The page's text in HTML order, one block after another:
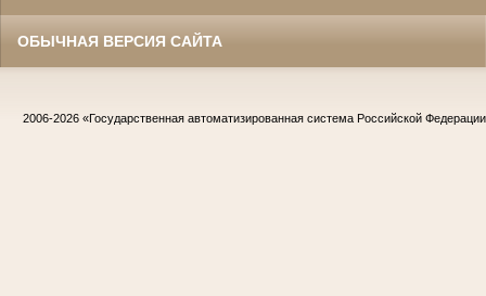
ОБЫЧНАЯ ВЕРСИЯ САЙТА
2006-2026 «Государственная автоматизированная система Российской